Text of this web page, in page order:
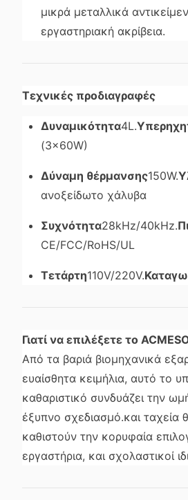
μικρά μεταλλικά
εργαστηριακή ακρίβεια.
Τεχνικές προδιαγραφές
Δυναμικότητα4L.
(3×60W)
Δύναμη θέρμανσης150W.
ανοξείδωτο χάλυβα
Συχνότητα28kHz/40kHz.
CE/FCC/RoHS/UL
Τετάρτη110V/220V.
Γιατί να επιλέξετε το
Από τα βαριά βιομηχανικά
ευαίσθητα κειμήλια, αυτό το
καθαριστικό συνδυάζει την
έξυπνο σχεδιασμό.και ταχεία
καθιστούν την κορυφαία
εργαστήρια, και σχολαστικοί